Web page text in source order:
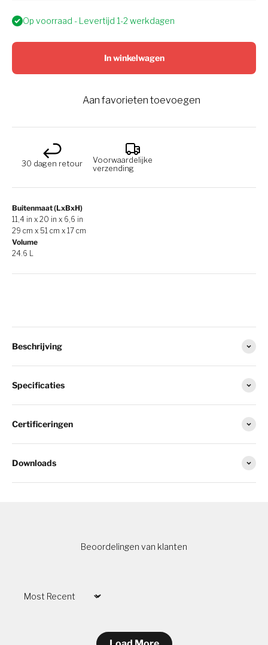
Op voorraad - Levertijd 1-2 werkdagen
In winkelwagen
Aan favorieten toevoegen
30 dagen retour
Voorwaardelijke
verzending
Buitenmaat (LxBxH)
11,4 in x 20 in x 6,6 in
29 cm x 51 cm x 17 cm
Volume
24.6 L
Beschrijving
Specificaties
Certificeringen
Downloads
Beoordelingen van klanten
Sort by